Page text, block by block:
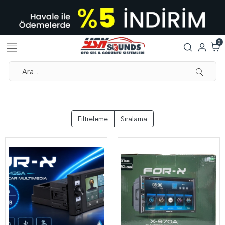
0
Filtreleme Sıralama